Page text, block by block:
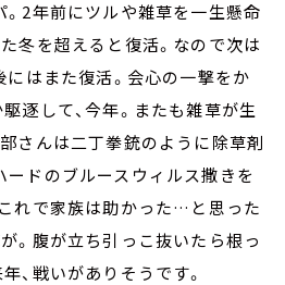
2年前にツルや雑草を一生懸命
冬を超えると復活。なので次は
はまた復活。会心の一撃をか
逐して、今年。またも雑草が生
さんは二丁拳銃のように除草剤
ドのブルースウィルス撒きを
れで家族は助かった…と思った
。腹が立ち引っこ抜いたら根っ
、戦いがありそうです。